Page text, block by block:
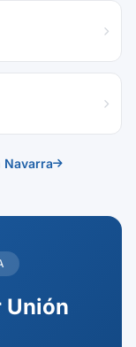
Navarra
Unión